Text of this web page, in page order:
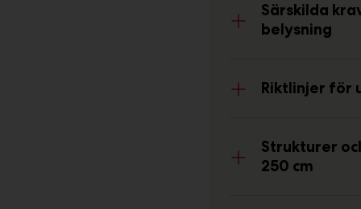
Särskilda
belysning
Riktlinjer för
Strukturer
250 cm